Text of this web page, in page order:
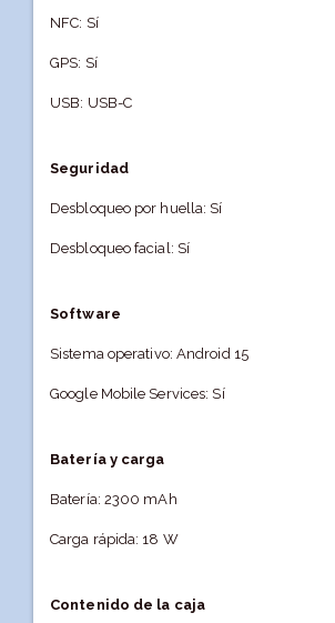
NFC: Sí
GPS: Sí
USB: USB-C
Seguridad
Desbloqueo por huella: Sí
Desbloqueo facial: Sí
Software
Sistema operativo: Android 15
Google Mobile Services: Sí
Batería y carga
Batería: 2300 mAh
Carga rápida: 18 W
Contenido de la caja